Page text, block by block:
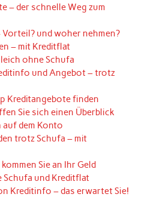
– der schnelle Weg zum
und woher nehmen?
– mit Kreditflat
ohne Schufa
und Angebot – trotz
Kreditangebote finden
Sie sich einen Überblick
dem Konto
trotz Schufa – mit
Sie an Ihr Geld
Schufa und Kreditflat
Kreditinfo – das erwartet Sie!